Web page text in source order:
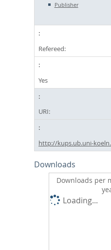
Publisher
Refereed:
Yes
URI:
http://kups.ub.uni-
Downloads
Downloads per
Loading...